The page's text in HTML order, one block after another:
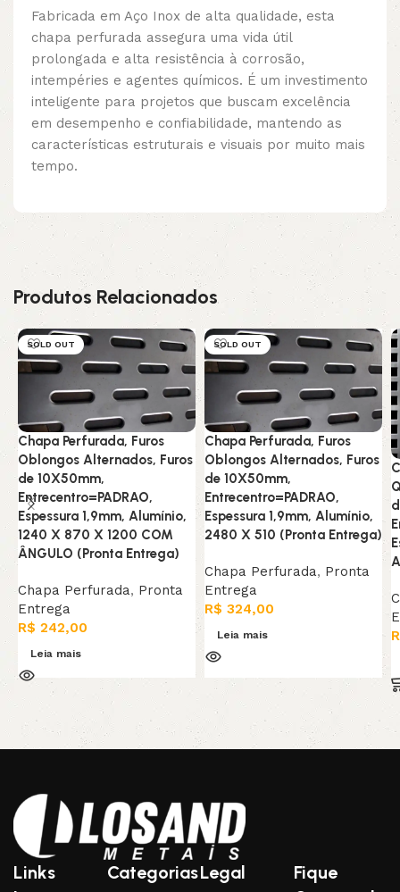
Fabricada em Aço Inox de alta qualidade, esta
chapa perfurada assegura uma vida útil
prolongada e alta resistência à corrosão,
intempéries e agentes químicos. É um investimento
inteligente para projetos que buscam excelência
em desempenho e confiabilidade, mantendo as
características estruturais e visuais por muito mais
tempo.
Produtos Relacionados
SOLD OUT
Chapa Perfurada, Furos
Oblongos Alternados, Furos
de 10X50mm,
Entrecentro=PADRAO,
Espessura 1,9mm, Alumínio,
1240 X 870 X 1200 COM
ÂNGULO (Pronta Entrega)
Chapa Perfurada, Pronta
Entrega
R$ 242,00
Leia mais
SOLD OUT
Chapa Perfurada, Furos
Oblongos Alternados, Furos
de 10X50mm,
Entrecentro=PADRAO,
Espessura 1,9mm, Alumínio,
2480 X 510 (Pronta Entrega)
Chapa Perfurada, Pronta
Entrega
R$ 324,00
Leia mais
Links
CategoriasLegal
Fique